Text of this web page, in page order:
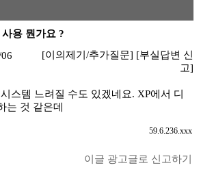
용 뭔가요 ?
[이의제기/추가질문] [부실답변 신
고]
스템 느려질 수도 있겠네요. XP에서 디
는 것 같은데
59.6.236.xxx
이글 광고글로 신고하기